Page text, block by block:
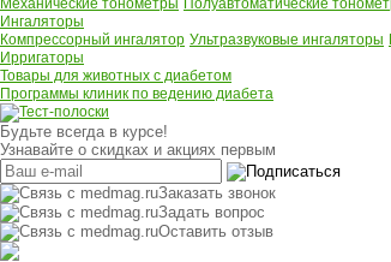
Механические тонометры Полуавтоматические
Ингаляторы
Компрессорный ингалятор Ультразвуковые ингаляторы
Ирригаторы
Товары для животных с диабетом
Программы клиник по ведению диабета
Будьте всегда в курсе!
Узнавайте о скидках и акциях первым
Заказать звонок
Задать вопрос
Оставить отзыв